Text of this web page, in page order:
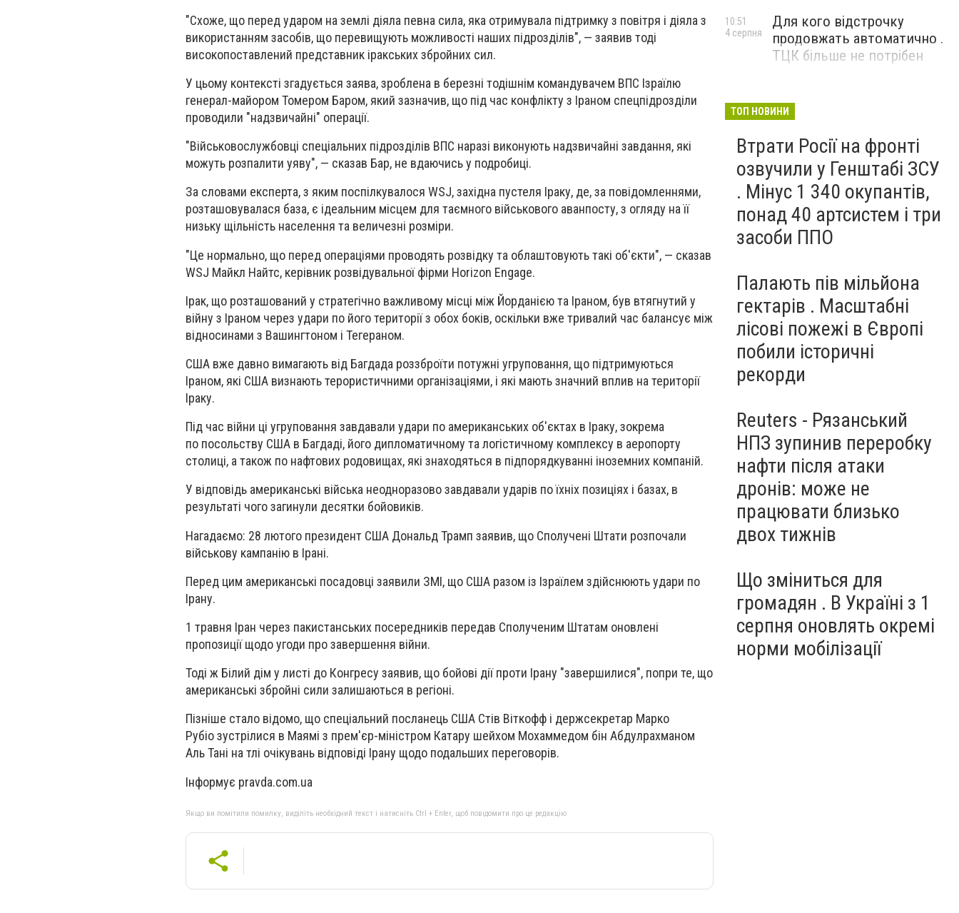
"Схоже, що перед ударом на землі діяла певна сила, яка отримувала підтримку з повітря і діяла з
використанням засобів, що перевищують можливості наших підрозділів", — заявив тоді
високопоставлений представник іракських збройних сил.
У цьому контексті згадується заява, зроблена в березні тодішнім командувачем ВПС Ізраїлю
генерал-майором Томером Баром, який зазначив, що під час конфлікту з Іраном спецпідрозділи
проводили "надзвичайні" операції.
"Військовослужбовці спеціальних підрозділів ВПС наразі виконують надзвичайні завдання, які
можуть розпалити уяву", — сказав Бар, не вдаючись у подробиці.
За словами експерта, з яким поспілкувалося WSJ, західна пустеля Іраку, де, за повідомленнями,
розташовувалася база, є ідеальним місцем для таємного військового аванпосту, з огляду на її
низьку щільність населення та величезні розміри.
"Це нормально, що перед операціями проводять розвідку та облаштовують такі об'єкти", — сказав
WSJ Майкл Найтс, керівник розвідувальної фірми Horizon Engage.
Ірак, що розташований у стратегічно важливому місці між Йорданією та Іраном, був втягнутий у
війну з Іраном через удари по його території з обох боків, оскільки вже тривалий час балансує між
відносинами з Вашингтоном і Тегераном.
США вже давно вимагають від Багдада роззброїти потужні угруповання, що підтримуються
Іраном, які США визнають терористичними організаціями, і які мають значний вплив на території
Іраку.
Під час війни ці угруповання завдавали удари по американських об'єктах в Іраку, зокрема
по посольству США в Багдаді, його дипломатичному та логістичному комплексу в аеропорту
столиці, а також по нафтових родовищах, які знаходяться в підпорядкуванні іноземних компаній.
У відповідь американські війська неодноразово завдавали ударів по їхніх позиціях і базах, в
результаті чого загинули десятки бойовиків.
Нагадаємо: 28 лютого президент США Дональд Трамп заявив, що Сполучені Штати розпочали
військову кампанію в Ірані.
Перед цим американські посадовці заявили ЗМІ, що США разом із Ізраїлем здійснюють удари по
Ірану.
1 травня Іран через пакистанських посередників передав Сполученим Штатам оновлені
пропозиції щодо угоди про завершення війни.
Тоді ж Білий дім у листі до Конгресу заявив, що бойові дії проти Ірану "завершилися", попри те, що
американські збройні сили залишаються в регіоні.
Пізніше стало відомо, що спеціальний посланець США Стів Віткофф і держсекретар Марко
Рубіо зустрілися в Маямі з прем'єр-міністром Катару шейхом Мохаммедом бін Абдулрахманом
Аль Тані на тлі очікувань відповіді Ірану щодо подальших переговорів.
Інформує pravda.com.ua
Якщо ви помітили помилку, виділіть необхідний текст і натисніть Ctrl + Enter, щоб повідомити про це редакцію
Для кого відстрочку
продовжать автоматично .
ТЦК більше не потрібен
10:51
4 серпня
ТОП НОВИНИ
Втрати Росії на фронті
озвучили у Генштабі ЗСУ
. Мінус 1 340 окупантів,
понад 40 артсистем і три
засоби ППО
Палають пів мільйона
гектарів . Масштабні
лісові пожежі в Європі
побили історичні
рекорди
Reuters - Рязанський
НПЗ зупинив переробку
нафти після атаки
дронів: може не
працювати близько
двох тижнів
Що зміниться для
громадян . В Україні з 1
серпня оновлять окремі
норми мобілізації